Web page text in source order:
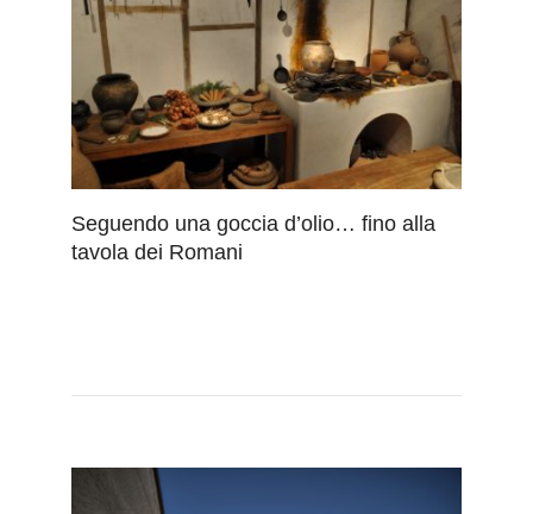
Seguendo una goccia d’olio… fino alla
tavola dei Romani